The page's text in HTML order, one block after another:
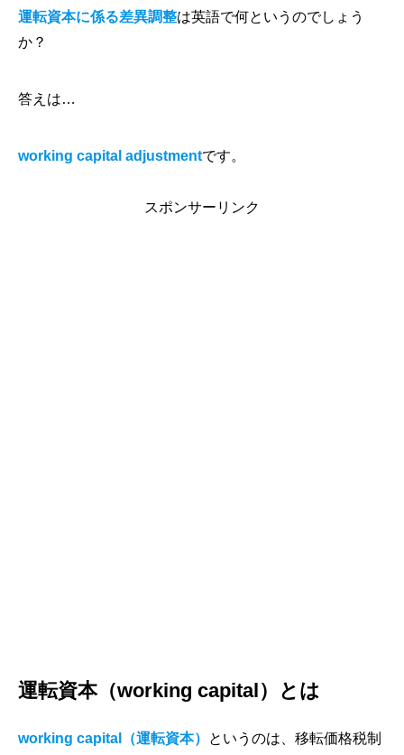
運転資本に係る差異調整は英語で何というのでしょう
か？
答えは…
working capital adjustmentです。
スポンサーリンク
運転資本（working capital）とは
working capital（運転資本）
というのは、移転価格税制